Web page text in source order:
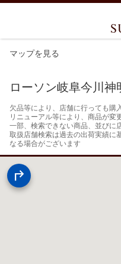
マップを見る
ローソン岐阜今川神
欠品等により、店舗に行っても購
リニューアル等により、商品が変
一部、検索できない商品、並びに
取扱店舗検索は過去の出荷実績に
なる場合がございます